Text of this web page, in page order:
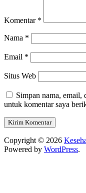
Komentar *
Nama *
Email *
Situs Web
Simpan nama, email,
untuk komentar saya
Copyright © 2026
Powered by WordPress.